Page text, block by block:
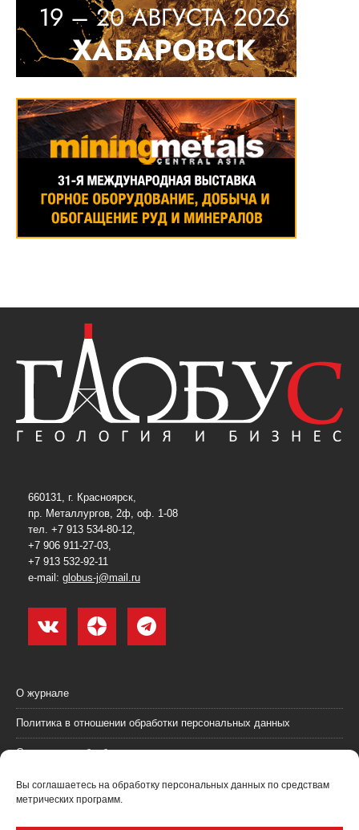
Вы соглашаетесь на обработку персональных данных по средствам
метрических программ.
660131, г. Красноярск,
пр. Металлургов, 2ф, оф. 1-08
тел. +7 913 534-80-12,
+7 906 911-27-03,
+7 913 532-92-11
e-mail: globus-j@mail.ru
О журнале
Политика в отношении обработки персональных данных
Согласие на обработку персональных данных
Пользовательское соглашение (оферта)